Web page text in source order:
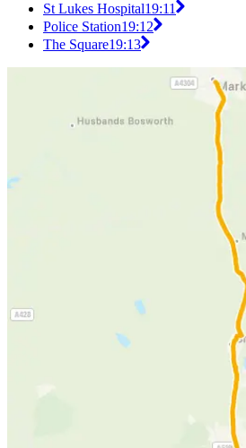
St Lukes Hospital19:11
Police Station19:12
The Square19:13